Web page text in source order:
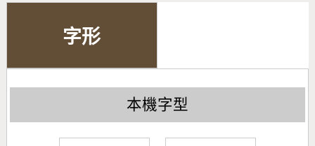
字形
本機字型